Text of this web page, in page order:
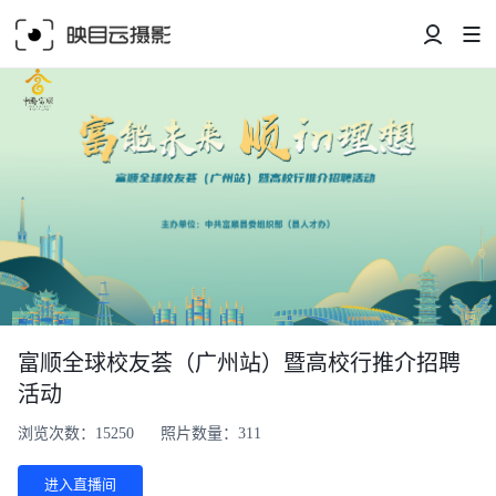
富顺全球校友荟（广州站）暨高校行推介招聘
活动
浏览次数：15250 照片数量：311
进入直播间